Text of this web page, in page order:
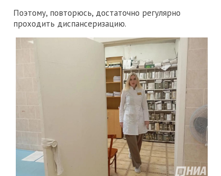
Поэтому, повторюсь, достаточно регулярно
проходить диспансеризацию.